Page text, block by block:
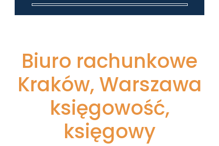
Biuro rachunkowe
Kraków, Warszawa
księgowość,
księgowy